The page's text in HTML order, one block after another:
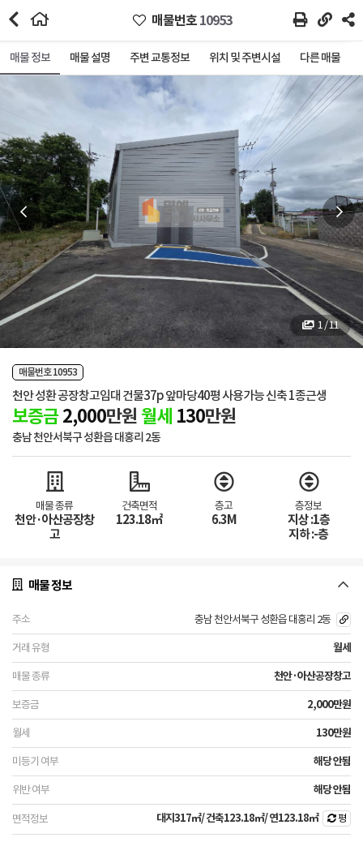
매물번호10953
매물 정보 매물 설명 주변 교통정보 위치 및 주변시설 다른 매물
1 / 11
매물번호 10953
천안 성환 공장창고임대 건물37p 앞마당40평 사용가능 신축 1종근생
보증금 2,000만원월세 130만원
충남 천안서북구 성환읍 대홍리 2동
매물 종류
천안·아산공장창
고
건축면적
123.18㎡
층고
6.3M
층정보
지상 :1층
지하 :-층
매물 정보
충남 천안서북구 성환읍 대홍리 2동
월세
천안·아산공장창고
2,000만원
130만원
해당 안됨
해당 안됨
대지317㎡/ 건축123.18㎡/ 연123.18㎡ 평